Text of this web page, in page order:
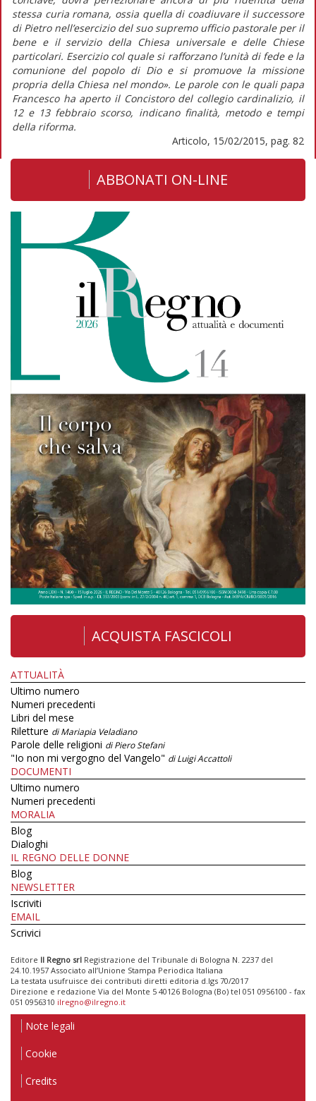
stessa curia romana, ossia quella di coadiuvare il successore
di Pietro nell’esercizio del suo supremo ufficio pastorale per il
bene e il servizio della Chiesa universale e delle Chiese
particolari. Esercizio col quale si rafforzano l’unità di fede e la
comunione del popolo di Dio e si promuove la missione
propria della Chiesa nel mondo». Le parole con le quali papa
Francesco ha aperto il Concistoro del collegio cardinalizio, il
12 e 13 febbraio scorso, indicano finalità, metodo e tempi
della riforma.
Articolo, 15/02/2015, pag. 82
ABBONATI ON-LINE
ACQUISTA FASCICOLI
ATTUALITÀ
Ultimo numero
Numeri precedenti
Libri del mese
Riletture di Mariapia Veladiano
Parole delle religioni di Piero Stefani
"Io non mi vergogno del Vangelo" di Luigi Accattoli
DOCUMENTI
Ultimo numero
Numeri precedenti
MORALIA
Blog
Dialoghi
IL REGNO DELLE DONNE
Blog
NEWSLETTER
Iscriviti
EMAIL
Scrivici
Editore Il Regno srl Registrazione del Tribunale di Bologna N. 2237 del
24.10.1957 Associato all’Unione Stampa Periodica Italiana
La testata usufruisce dei contributi diretti editoria d.lgs 70/2017
Direzione e redazione Via del Monte 5 40126 Bologna (Bo) tel 051 0956100 - fax
051 0956310 ilregno@ilregno.it
Note legali
Cookie
Credits